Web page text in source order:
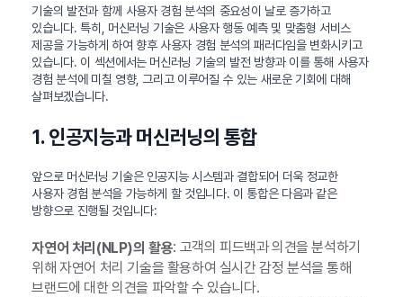
기술의 발전과 함께 사용자 경험 분석의 중요성이 날로 증가하고
있습니다. 특히, 머신러닝 기술은 사용자 행동 예측 및 맞춤형 서비스
제공을 가능하게 하여 향후 사용자 경험 분석의 패러다임을 변화시키고
있습니다. 이 섹션에서는 머신러닝 기술의 발전 방향과 이를 통해 사용자
경험 분석에 미칠 영향, 그리고 이루어질 수 있는 새로운 기회에 대해
살펴보겠습니다.
1. 인공지능과 머신러닝의 통합
앞으로 머신러닝 기술은 인공지능 시스템과 결합되어 더욱 정교한
사용자 경험 분석을 가능하게 할 것입니다. 이 통합은 다음과 같은
방향으로 진행될 것입니다:
자연어 처리(NLP)의 활용: 고객의 피드백과 의견을 분석하기
위해 자연어 처리 기술을 활용하여 실시간 감정 분석을 통해
브랜드에 대한 의견을 파악할 수 있습니다.